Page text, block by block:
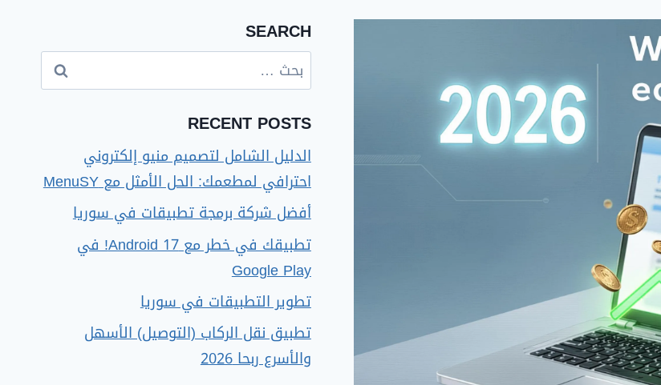
SEARCH
RECENT POSTS
الدليل الشامل لتصميم منيو إلكتروني
احترافي لمطعمك: الحل الأمثل مع MenuSY
أفضل شركة برمجة تطبيقات في سوريا
تطبيقك في خطر مع Android 17! في
Google Play
تطوير التطبيقات في سوريا
تطبيق نقل الركاب (التوصيل) الأسهل
والأسرع ربحا 2026